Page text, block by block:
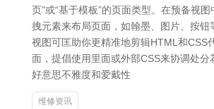
页”或“基于模板”的页面类型。在预备视
拽元素来布局页面，如翰墨、图片、按钮
视图可匡助你更精准地剪辑HTML和CSS
面，提倡使用里面或外部CSS来协调处分
好意思不雅度和爱戴性
维修资讯